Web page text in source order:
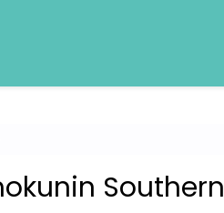
Southern